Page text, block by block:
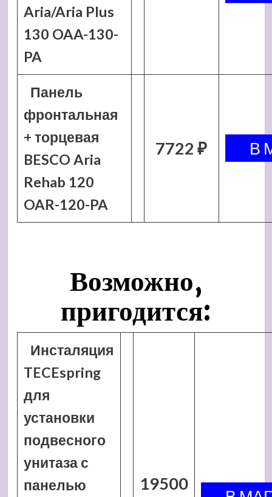
Aria/Aria Plus
130 OAA-130-
PA
Панель
фронтальная
+ торцевая
BESCO Aria
Rehab 120
OAR-120-PA
7722 ₽
Возможно,
пригодится:
Инсталяция
TECEspring
для
установки
подвесного
унитаза с
панелью
19500